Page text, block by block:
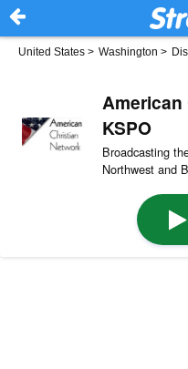
United States > Washington >
American
KSPO
Broadcasting
Northwest and